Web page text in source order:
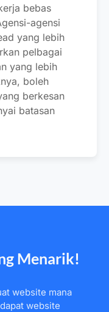
bebas
agensi
yang lebih
pelbagai
yang lebih
boleh
berkesan
batasan
Menarik!
website mana
website